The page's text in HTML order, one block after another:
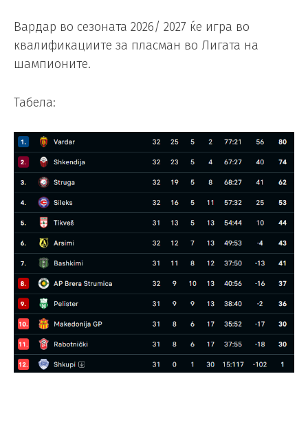
Вардар во сезоната 2026/ 2027 ќе игра во
квалификациите за пласман во Лигата на
шампионите.
Табела: